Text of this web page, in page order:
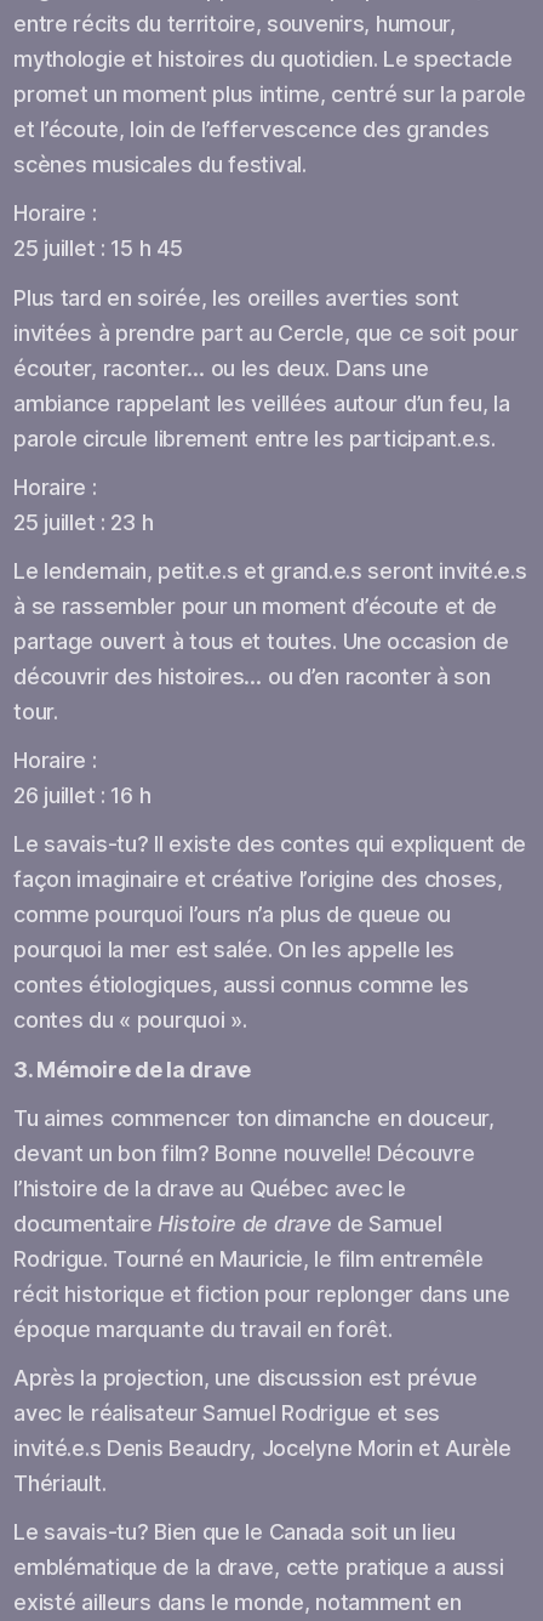
entre récits du territoire, souvenirs, humour,
mythologie et histoires du quotidien. Le spectacle
promet un moment plus intime, centré sur la parole
et l’écoute, loin de l’effervescence des grandes
scènes musicales du festival.
Horaire :
25 juillet : 15 h 45
Plus tard en soirée, les oreilles averties sont
invitées à prendre part au Cercle, que ce soit pour
écouter, raconter… ou les deux. Dans une
ambiance rappelant les veillées autour d’un feu, la
parole circule librement entre les participant.e.s.
Horaire :
25 juillet : 23 h
Le lendemain, petit.e.s et grand.e.s seront invité.e.s
à se rassembler pour un moment d’écoute et de
partage ouvert à tous et toutes. Une occasion de
découvrir des histoires… ou d’en raconter à son
tour.
Horaire :
26 juillet : 16 h
Le savais-tu? Il existe des contes qui expliquent de
façon imaginaire et créative l’origine des choses,
comme pourquoi l’ours n’a plus de queue ou
pourquoi la mer est salée. On les appelle les
contes étiologiques, aussi connus comme les
contes du « pourquoi ».
3. Mémoire de la drave
Tu aimes commencer ton dimanche en douceur,
devant un bon film? Bonne nouvelle! Découvre
l’histoire de la drave au Québec avec le
documentaire Histoire de drave de Samuel
Rodrigue. Tourné en Mauricie, le film entremêle
récit historique et fiction pour replonger dans une
époque marquante du travail en forêt.
Après la projection, une discussion est prévue
avec le réalisateur Samuel Rodrigue et ses
invité.e.s Denis Beaudry, Jocelyne Morin et Aurèle
Thériault.
Le savais-tu? Bien que le Canada soit un lieu
emblématique de la drave, cette pratique a aussi
existé ailleurs dans le monde, notamment en